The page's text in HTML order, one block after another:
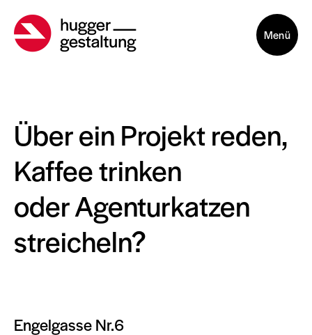
Menü
Über ein Projekt reden,
Kaffee trinken
oder Agenturkatzen
streicheln?
Engelgasse Nr.6